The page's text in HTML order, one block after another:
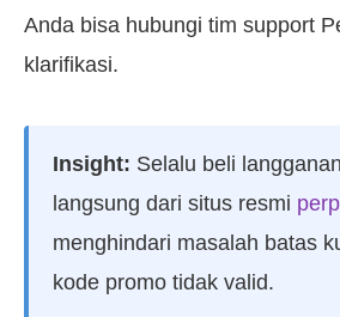
Anda bisa hubungi tim support
klarifikasi.
Insight: Selalu beli
langsung dari situs resmi
menghindari masalah batas
kode promo tidak valid.